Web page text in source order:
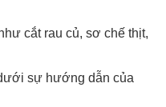
cắt rau củ, sơ chế thịt,
sự hướng dẫn của